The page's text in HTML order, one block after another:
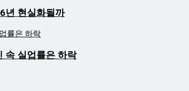
년 현실화될까
속 실업률은 하락